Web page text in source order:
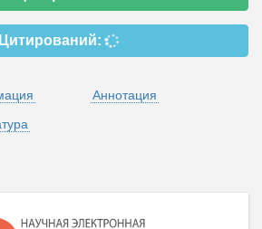
Цитирований:
Аннотация